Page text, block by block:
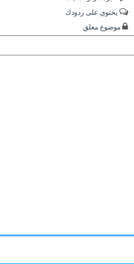
يحتوي على ردودك
موضوع مغلق